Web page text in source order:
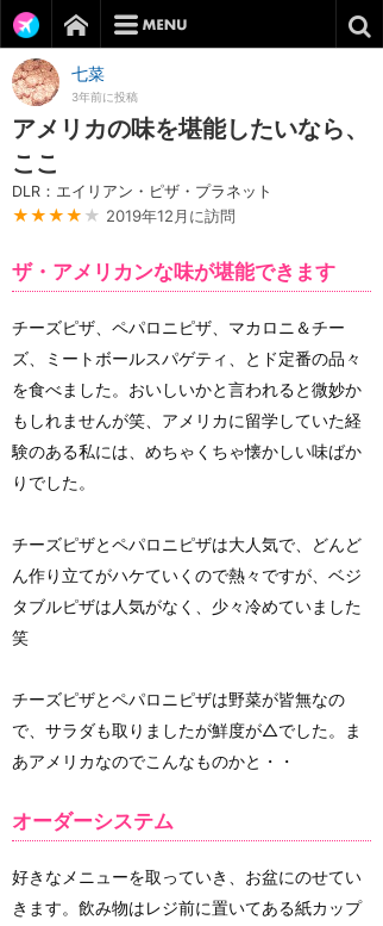
七菜
3年前に投稿
アメリカの味を堪能したいなら、
ここ
DLR：エイリアン・ピザ・プラネット
★★★★ ★ 2019年12月に訪問
ザ・アメリカンな味が堪能できます
チーズピザ、ペパロニピザ、マカロニ＆チー
ズ、ミートボールスパゲティ、とド定番の品々
を食べました。おいしいかと言われると微妙か
もしれませんが笑、アメリカに留学していた経
験のある私には、めちゃくちゃ懐かしい味ばか
りでした。
チーズピザとペパロニピザは大人気で、どんど
ん作り立てがハケていくので熱々ですが、ベジ
タブルピザは人気がなく、少々冷めていました
笑
チーズピザとペパロニピザは野菜が皆無なの
で、サラダも取りましたが鮮度が△でした。ま
あアメリカなのでこんなものかと・・
オーダーシステム
好きなメニューを取っていき、お盆にのせてい
きます。飲み物はレジ前に置いてある紙カップ